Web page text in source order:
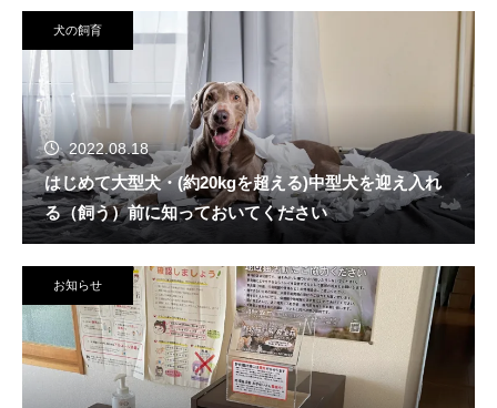
犬の飼育
2022.08.18
はじめて大型犬・(約20kgを超える)中型犬を迎え入れ
る（飼う）前に知っておいてください
お知らせ